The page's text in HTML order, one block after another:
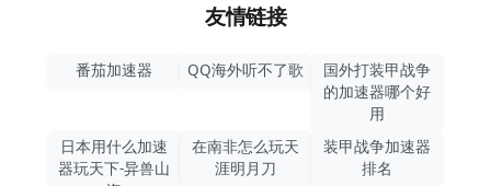
友情链接
番茄加速器 QQ海外听不了歌
国外打装甲战争
的加速器哪个好
用
日本用什么加速
器玩天下-异兽山
在南非怎么玩天
涯明月刀
装甲战争加速器
排名